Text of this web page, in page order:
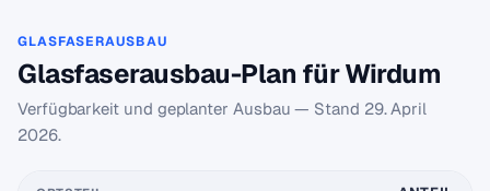
GLASFASERAUSBAU
Glasfaserausbau-Plan für Wirdum
Verfügbarkeit und geplanter Ausbau — Stand 29. April
2026.